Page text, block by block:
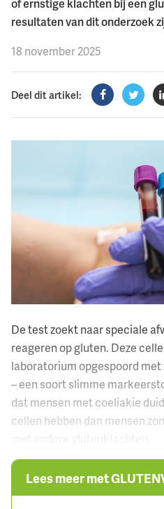
of ernstige klachten bij een
resultaten van dit onderzoek
18 november 2025
Deel dit artikel:
Facebook
De test zoekt naar speciale
reageren op gluten. Deze
laboratorium opgespoord met
– een soort slimme
dat mensen met coeliakie
cellen hebben dan mensen
Lees meer met